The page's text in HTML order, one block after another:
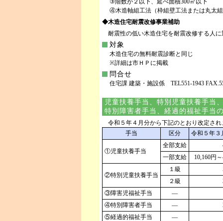
③階数が２以下、延べ面積300㎡以下
④木造軸組工法（枠組壁工法または丸太
◆木造住宅耐震改修事業補助
耐震性の低い木造住宅を耐震改修する人
対象
木造住宅の無料耐震診断と同じ
※詳細は市ＨＰに掲載
問合せ
住宅課 建築・施設係 TEL551-1943
児童扶養手当、特別児童扶養手当
特別障害者手当、経過的福祉手当
令和５年４月分から下記のとおり改定され
手当
区分 令和５年３
①児童扶養手当
全部支給
一部支給
10,160円
②特別児童扶養手当
１級
２級
③障害児福祉手当
―
④特別障害者手当
―
⑤経過的福祉手当
―